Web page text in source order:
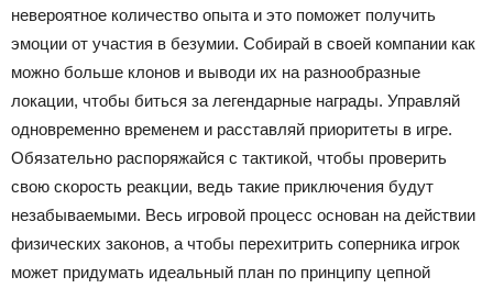
невероятное количество опыта и это поможет получить
эмоции от участия в безумии. Собирай в своей компании как
можно больше клонов и выводи их на разнообразные
локации, чтобы биться за легендарные награды. Управляй
одновременно временем и расставляй приоритеты в игре.
Обязательно распоряжайся с тактикой, чтобы проверить
свою скорость реакции, ведь такие приключения будут
незабываемыми. Весь игровой процесс основан на действии
физических законов, а чтобы перехитрить соперника игрок
может придумать идеальный план по принципу цепной